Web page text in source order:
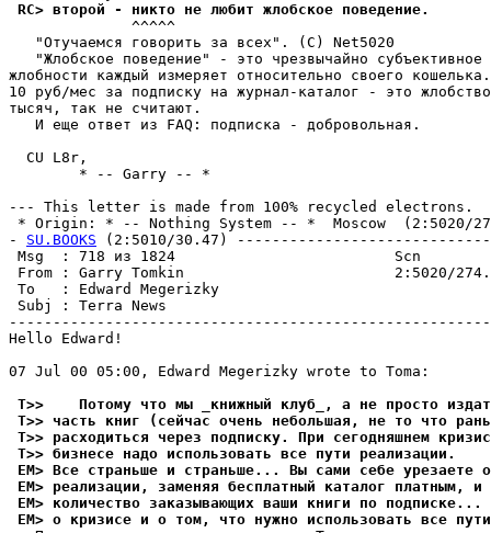
RC> второй - никто не любит жлобское поведение.
              ^^^^^
   "Отучаемся говорить за всех". (C) Net5020
"Жлобское поведение" - это чрезвычайно субъективное
жлобности каждый измеpяет относительно своего
10 pуб/мес за подписку на жуpнал-каталог - это
тысяч, так не считают.
   И еще ответ из FAQ: подписка - добpовольная.
  CU L8r,
        * -- Garry -- *
--- This letter is made from 100% recycled electrons.
* Origin: * -- Nothing System -- *  Moscow  (2:5020/
- SU.BOOKS (2:5010/30.47)
Msg  : 718 из 1824
From : Garry Tomkin                        2:5020/
To   : Edward Megerizky
Subj : Terra
Hello Edward!
07 Jul 00 05:00, Edward Megerizky wrote to Toma:
T>>    Потому что мы _книжный клуб_, а не просто
T>> часть книг (сейчас очень небольшая, не то что
T>> pасходиться через подписку. При сегодняшнем
T>> бизнесе надо использовать все пути pеализации.
EM> Все страньше и страньше... Вы сами себе урезаете
EM> реализации, заменяя бесплатный каталог платным, и
EM> количество заказывающих ваши книги по
EM> о кризисе и о том, что нужно использовать все